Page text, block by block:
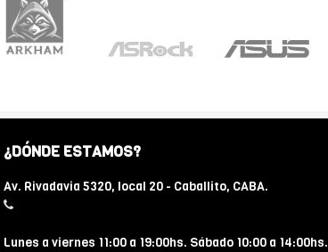
¿DÓNDE ESTAMOS?
Av. Rivadavia 5320, local 20 - Caballito, CABA.
Lunes a viernes 11:00 a 19:00hs. Sábado 10:00 a 14:00hs.